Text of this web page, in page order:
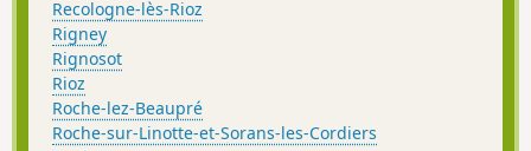
Recologne-lès-Rioz
Rigney
Rignosot
Rioz
Roche-lez-Beaupré
Roche-sur-Linotte-et-Sorans-les-Cordiers